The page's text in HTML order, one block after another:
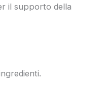
il supporto della